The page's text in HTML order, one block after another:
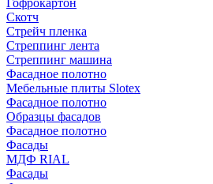
Гофрокартон
Скотч
Стрейч пленка
Стреппинг лента
Стреппинг машина
Фасадное полотно
Мебельные плиты Slotex
Фасадное полотно
Образцы фасадов
Фасадное полотно
Фасады
МДФ RIAL
Фасады